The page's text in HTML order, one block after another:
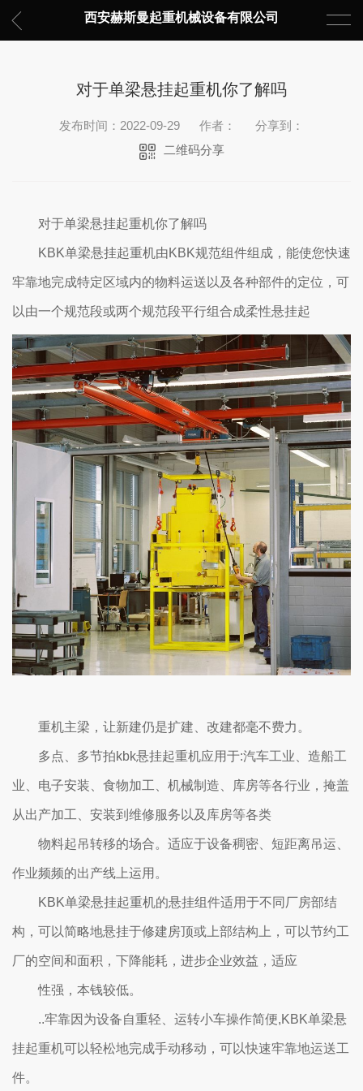
西安赫斯曼起重机械设备有限公司
对于单梁悬挂起重机你了解吗
发布时间：2022-09-29 作者：
分享到：
二维码分享
对于单梁悬挂起重机你了解吗
KBK单梁悬挂起重机由KBK规范组件组成，能使您快速
牢靠地完成特定区域内的物料运送以及各种部件的定位，可
以由一个规范段或两个规范段平行组合成柔性悬挂起
重机主梁，让新建仍是扩建、改建都毫不费力。
多点、多节拍kbk悬挂起重机应用于:汽车工业、造船工
业、电子安装、食物加工、机械制造、库房等各行业，掩盖
从出产加工、安装到维修服务以及库房等各类
物料起吊转移的场合。适应于设备稠密、短距离吊运、
作业频频的出产线上运用。
KBK单梁悬挂起重机的悬挂组件适用于不同厂房部结
构，可以简略地悬挂于修建房顶或上部结构上，可以节约工
厂的空间和面积，下降能耗，进步企业效益，适应
性强，本钱较低。
..牢靠因为设备自重轻、运转小车操作简便,KBK单梁悬
挂起重机可以轻松地完成手动移动，可以快速牢靠地运送工
件。